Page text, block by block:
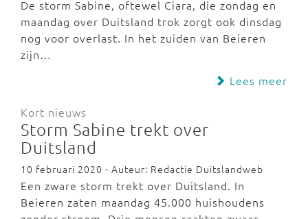
De storm Sabine, oftewel Ciara, die zondag en
maandag over Duitsland trok zorgt ook dinsdag
nog voor overlast. In het zuiden van Beieren
zijn…
Lees meer
Kort nieuws
Storm Sabine trekt over
Duitsland
10 februari 2020 - Auteur: Redactie Duitslandweb
Een zware storm trekt over Duitsland. In
Beieren zaten maandag 45.000 huishoudens